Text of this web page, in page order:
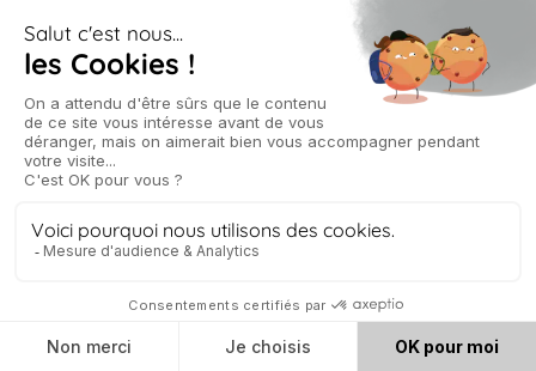
Company Logo
Technicien de laboratoire (H/F)
Freelance
Temps plein
Mise à jour il y a 7 h